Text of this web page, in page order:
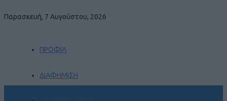
Παρασκευή, 7 Αυγούστου, 2026
ΠΡΟΦΙΛ
ΔΙΑΦΗΜΙΣΗ